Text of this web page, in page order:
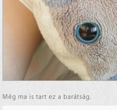
Még ma is tart ez a barátság.